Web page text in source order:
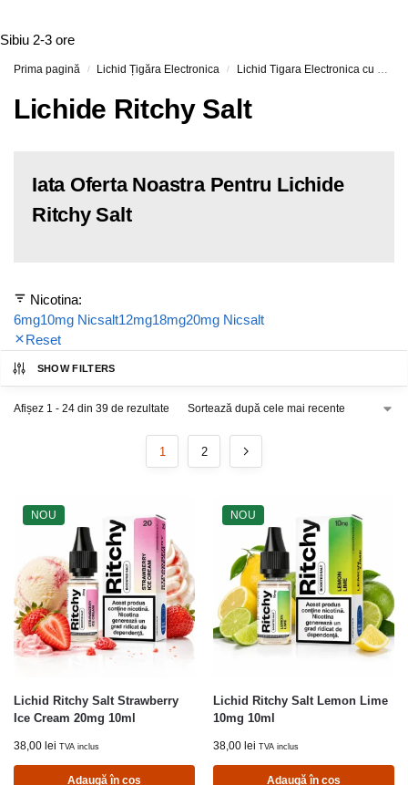
Sibiu 2-3 ore
Prima pagină / Lichid Țigăra Electronica / Lichid Tigara Electronica cu Nicotina
Lichide Ritchy Salt
Iata Oferta Noastra Pentru Lichide
Ritchy Salt
Nicotina:
6mg10mg Nicsalt12mg18mg20mg Nicsalt
Reset
SHOW FILTERS
Afișez 1 - 24 din 39 de rezultate
1 2
NOU
Lichid Ritchy Salt Strawberry
Ice Cream 20mg 10ml
38,00 lei TVA inclus
Adaugă în coș
NOU
Lichid Ritchy Salt Lemon Lime
10mg 10ml
38,00 lei TVA inclus
Adaugă în coș